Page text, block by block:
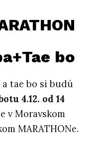
bo
tae bo si budú
4.12. od 14
v Moravskom
MARATHONe.